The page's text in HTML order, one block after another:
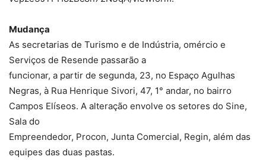
Mudança
As secretarias de Turismo e de Indústria, omércio e
Serviços de Resende passarão a
funcionar, a partir de segunda, 23, no Espaço Agulhas
Negras, à Rua Henrique Sivori, 47, 1° andar, no bairro
Campos Elíseos. A alteração envolve os setores do Sine,
Sala do
Empreendedor, Procon, Junta Comercial, Regin, além das
equipes das duas pastas.